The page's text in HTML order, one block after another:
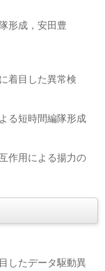
形成，安田豊
着目した異常検
る短時間編隊形成
作用による揚力の
したデータ駆動異